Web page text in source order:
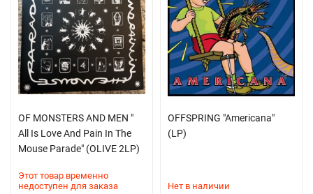
OF MONSTERS AND MEN "
All Is Love And Pain In The
Mouse Parade" (OLIVE 2LP)
Этот товар временно
недоступен для заказа
OFFSPRING "Americana"
(LP)
Нет в наличии